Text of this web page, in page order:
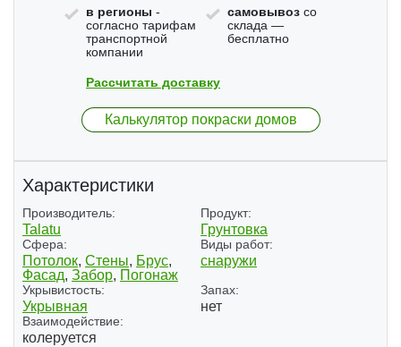
в регионы -
согласно тарифам
транспортной
компании
самовывозсо
склада —
бесплатно
Рассчитать доставку
Калькулятор покраски домов
Характеристики
Производитель:
Talatu
Продукт:
Грунтовка
Сфера:
Потолок, Стены, Брус,
Фасад, Забор, Погонаж
Виды работ:
снаружи
Укрывистость:
Укрывная
Запах:
нет
Взаимодействие:
колеруется